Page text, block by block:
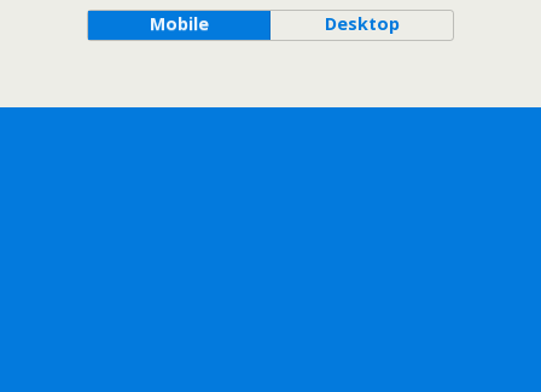
Mobile Desktop